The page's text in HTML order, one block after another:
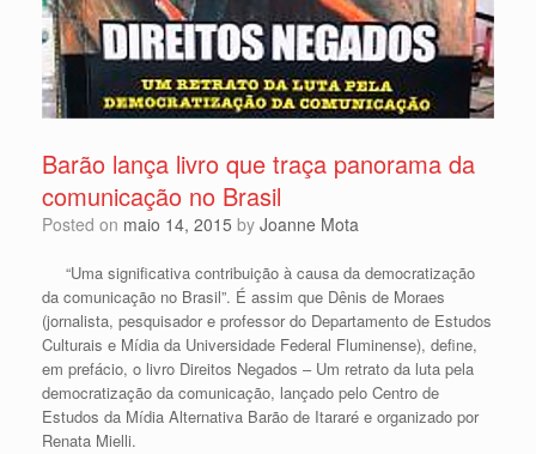
Barão lança livro que traça panorama da
comunicação no Brasil
Posted on maio 14, 2015 by Joanne Mota
“Uma significativa contribuição à causa da democratização
da comunicação no Brasil”. É assim que Dênis de Moraes
(jornalista, pesquisador e professor do Departamento de Estudos
Culturais e Mídia da Universidade Federal Fluminense), define,
em prefácio, o livro Direitos Negados – Um retrato da luta pela
democratização da comunicação, lançado pelo Centro de
Estudos da Mídia Alternativa Barão de Itararé e organizado por
Renata Mielli.